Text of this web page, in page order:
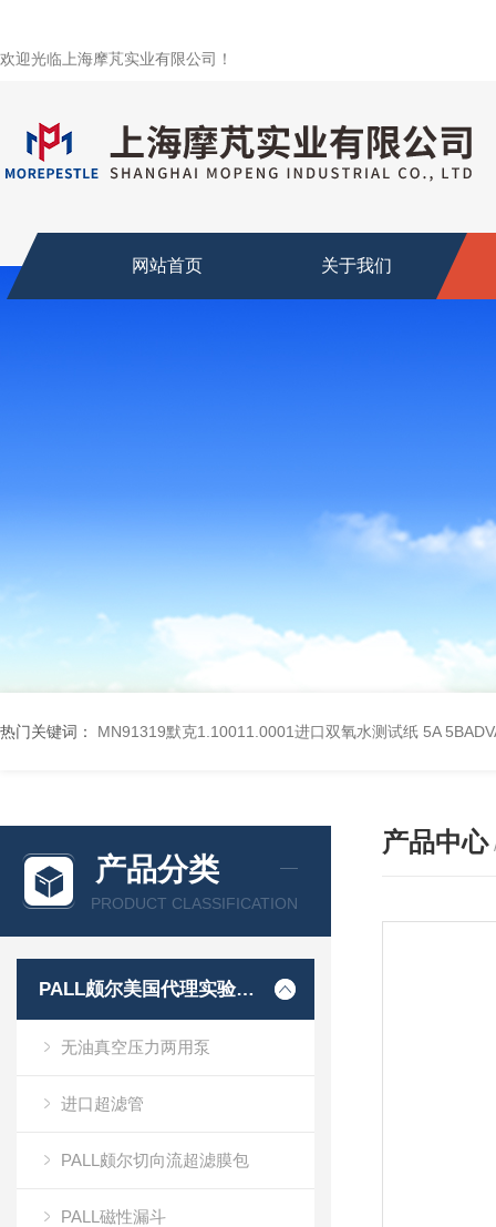
欢迎光临上海摩芃实业有限公司！
网站首页 关于我们
热门关键词： MN91319默克1.10011.0001进口双氧水测试纸 5A
产品分类
PRODUCT CLASSIFICATION
PALL颇尔美国代理实验室过滤产品
无油真空压力两用泵
进口超滤管
PALL颇尔切向流超滤膜包
PALL磁性漏斗
产品中心